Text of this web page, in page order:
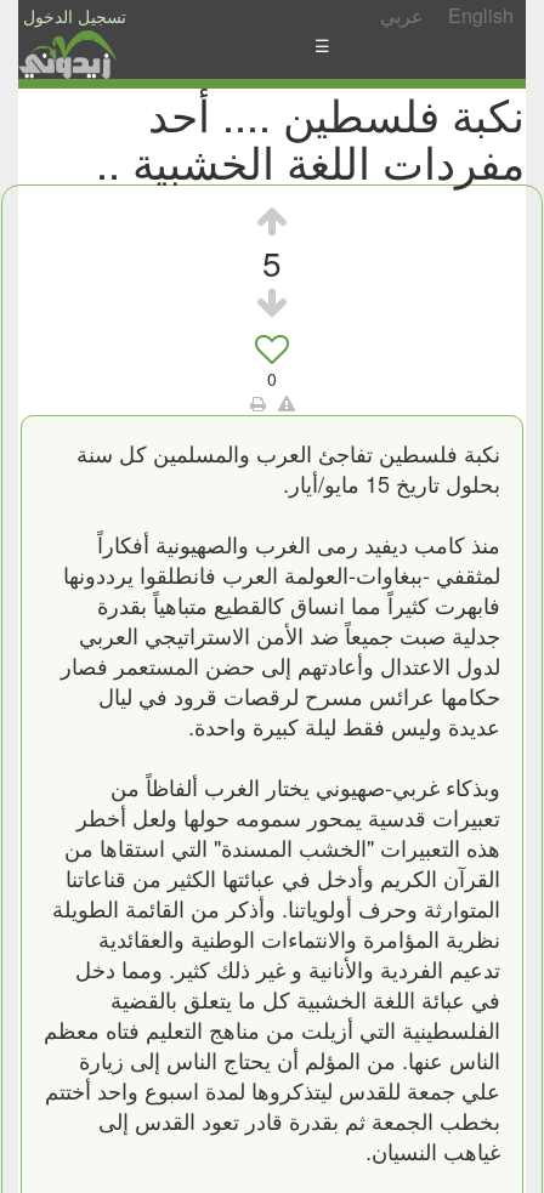
تسجيل الدخول عربي English
الأخبار
والمشاركات
☰
نكبة فلسطين .... أحد
مفردات اللغة الخشبية ..
5
0
نكبة فلسطين تفاجئ العرب والمسلمين كل سنة
بحلول تاريخ 15 مايو/أيار.
منذ كامب ديفيد رمى الغرب والصهيونية أفكاراً
لمثقفي -ببغاوات-العولمة العرب فانطلقوا يرددونها
فابهرت كثيراً مما انساق كالقطيع متباهياً بقدرة
جدلية صبت جميعاً ضد اﻷمن اﻻستراتيجي العربي
لدول اﻻعتدال وأعادتهم إلى حضن المستعمر فصار
حكامها عرائس مسرح لرقصات قرود في ليال
عديدة وليس فقط ليلة كبيرة واحدة.
وبذكاء غربي-صهيوني يختار الغرب ألفاظاً من
تعبيرات قدسية يمحور سمومه حولها ولعل أخطر
هذه التعبيرات "الخشب المسندة" التي استقاها من
القرآن الكريم وأدخل في عبائتها الكثير من قناعاتنا
المتوارثة وحرف أولوياتنا. وأذكر من القائمة الطويلة
نظرية المؤامرة واﻻنتماءات الوطنية والعقائدية
تدعيم الفردية واﻷنانية و غير ذلك كثير. ومما دخل
في عبائة اللغة الخشبية كل ما يتعلق بالقضية
الفلسطينية التي أزيلت من مناهج التعليم فتاه معظم
الناس عنها. من المؤلم أن يحتاج الناس إلى زيارة
علي جمعة للقدس ليتذكروها لمدة اسبوع واحد أختتم
بخطب الجمعة ثم بقدرة قادر تعود القدس إلى
غياهب النسيان.